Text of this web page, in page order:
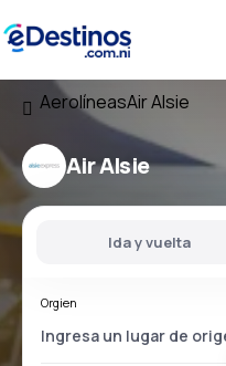
AerolíneasAir Alsie
Air Alsie
Ida y vuelta
Orgien